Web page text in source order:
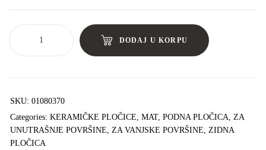
DODAJ U KORPU
SKU: 01080370
Categories: KERAMIČKE PLOČICE, MAT, PODNA PLOČICA, ZA
UNUTRAŠNJE POVRŠINE, ZA VANJSKE POVRŠINE, ZIDNA
PLOČICA